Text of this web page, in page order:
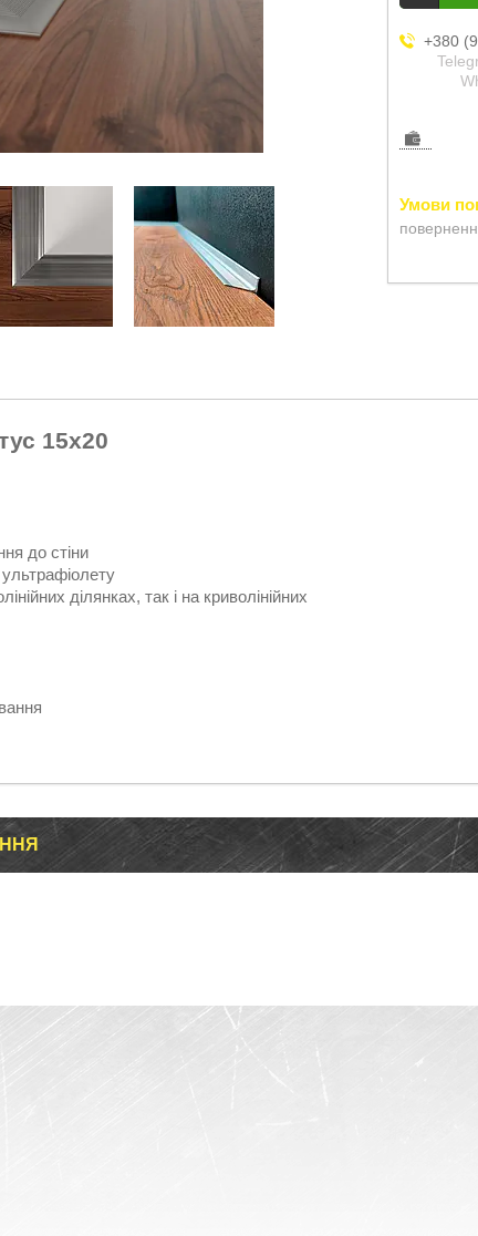
+380
15х20
до стіни
ультрафіолету
ділянках, так і на криволінійних